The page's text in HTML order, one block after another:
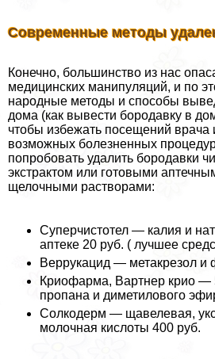
Современные методы
Конечно, большинство из нас
медицинских манипуляций, и по
народные методы и способы
дома (как вывести бородавку в
чтобы избежать посещений врача
возможных болезненных
попробовать удалить бородавки
экстpaктом или готовыми
щелочными растворами:
Суперчистотел — калия и
аптеке 20 руб. ( лучшее
Веррукацид — метакрезол и
Криофарма, Вартнер крио —
пропана и диметилового
Солкодерм — щавелевая,
молочная кислоты 400 руб.